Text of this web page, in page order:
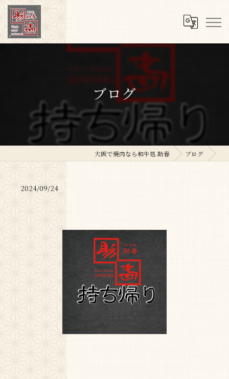
ブログ
大阪で焼肉なら和牛処 助春 ブログ
2024/09/24